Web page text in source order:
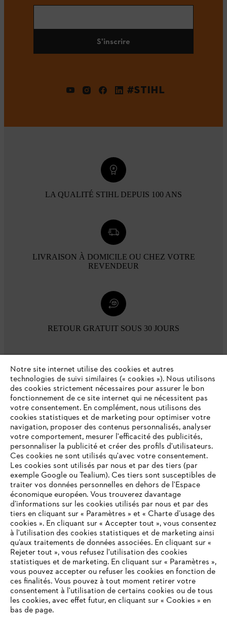
S'inscrire
#STIHL
LA QUALITÉ STIHL DEPUIS 100 ANS
LIVRAISON À DOMICILE OU CHEZ VOTRE
REVENDEUR
RETOUR GRATUIT SOUS 30 JOURS
L'Entreprise
Questions / Réponses
Service
Conditions Générales de Vente
VOTRE NAVIGATEUR INTERNET
N'EST PLUS PRIS EN CHARGE
Vous utilisez un navigateur Internet que nous ne prenons plus
en charge, et certaines fonctionnalités de notre site ne
peuvent fonctionner correctement. Pour une utilisation
Notre site internet utilise des cookies et autres
technologies de suivi similaires (« cookies »). Nous utilisons
des cookies strictement nécessaires pour assurer le bon
fonctionnement de ce site internet qui ne nécessitent pas
votre consentement. En complément, nous utilisons des
cookies statistiques et de marketing pour optimiser votre
navigation, proposer des contenus personnalisés, analyser
votre comportement, mesurer l'efficacité des publicités,
personnaliser la publicité et créer des profils d'utilisateurs.
Ces cookies ne sont utilisés qu'avec votre consentement.
Les cookies sont utilisés par nous et par des tiers (par
exemple Google ou Tealium). Ces tiers sont susceptibles de
traiter vos données personnelles en dehors de l'Espace
économique européen. Vous trouverez davantage
d’informations sur les cookies utilisés par nous et par des
tiers en cliquant sur « Paramètres » et « Charte d’usage des
cookies ». En cliquant sur « Accepter tout », vous consentez
à l'utilisation des cookies statistiques et de marketing ainsi
qu’aux traitements de données associées. En cliquant sur «
Rejeter tout », vous refusez l'utilisation des cookies
statistiques et de marketing. En cliquant sur « Paramètres »,
vous pouvez accepter ou refuser les cookies en fonction de
ces finalités. Vous pouvez à tout moment retirer votre
consentement à l'utilisation de certains cookies ou de tous
les cookies, avec effet futur, en cliquant sur « Cookies » en
bas de page.